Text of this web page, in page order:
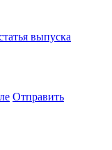
выпуска
Отправить